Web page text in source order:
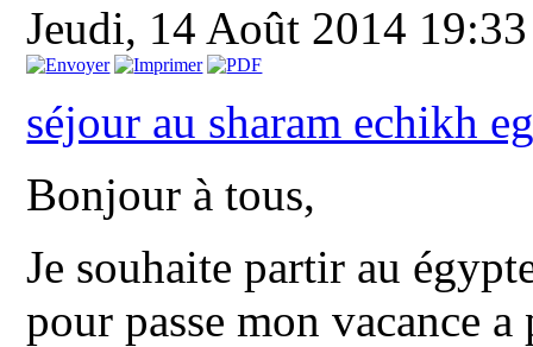
Jeudi, 14 Août 2014
séjour au sharam echikh
Bonjour à tous,
Je souhaite partir au
pour passe mon vacance